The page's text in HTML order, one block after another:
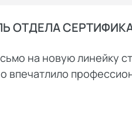
ОТДЕЛА
на новую линейку
впечатлило